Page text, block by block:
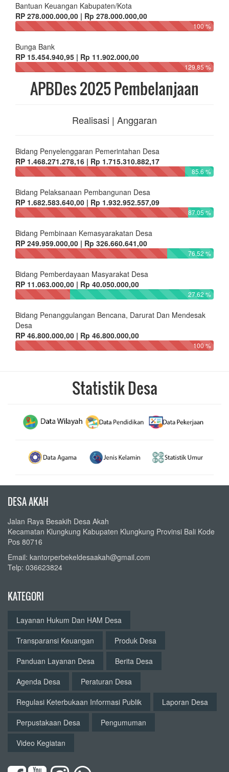
Bantuan Keuangan Kabupaten/Kota
RP 278.000.000,00 | Rp 278.000.000,00
100 %
Bunga Bank
RP 15.454.940,95 | Rp 11.902.000,00
129.85 %
APBDes 2025 Pembelanjaan
Realisasi | Anggaran
Bidang Penyelenggaran Pemerintahan Desa
RP 1.468.271.278,16 | Rp 1.715.310.882,17
85.6 %
Bidang Pelaksanaan Pembangunan Desa
RP 1.682.583.640,00 | Rp 1.932.952.557,09
87.05 %
Bidang Pembinaan Kemasyarakatan Desa
RP 249.959.000,00 | Rp 326.660.641,00
76.52 %
Bidang Pemberdayaan Masyarakat Desa
RP 11.063.000,00 | Rp 40.050.000,00
27.62 %
Bidang Penanggulangan Bencana, Darurat Dan Mendesak
Desa
RP 46.800.000,00 | Rp 46.800.000,00
100 %
Statistik Desa
DESA AKAH
Jalan Raya Besakih Desa Akah
Kecamatan Klungkung Kabupaten Klungkung Provinsi Bali Kode
Pos 80716
Email: kantorperbekeldesaakah@gmail.com
Telp: 036623824
KATEGORI
Layanan Hukum Dan HAM Desa
Transparansi Keuangan
Produk Desa
Panduan Layanan Desa
Berita Desa
Agenda Desa
Peraturan Desa
Regulasi Keterbukaan Informasi Publik
Laporan Desa
Perpustakaan Desa
Pengumuman
Video Kegiatan